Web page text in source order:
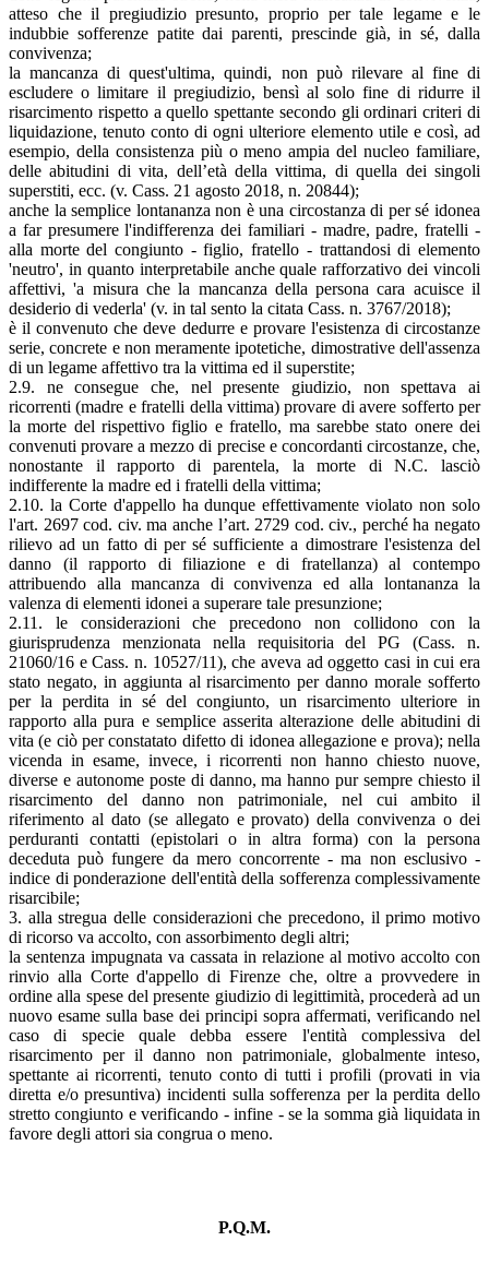
atteso che il pregiudizio presunto, proprio per tale legame e le
indubbie sofferenze patite dai parenti, prescinde già, in sé, dalla
convivenza;
la mancanza di quest'ultima, quindi, non può rilevare al fine di
escludere o limitare il pregiudizio, bensì al solo fine di ridurre il
risarcimento rispetto a quello spettante secondo gli ordinari criteri di
liquidazione, tenuto conto di ogni ulteriore elemento utile e così, ad
esempio, della consistenza più o meno ampia del nucleo familiare,
delle abitudini di vita, dell’età della vittima, di quella dei singoli
superstiti, ecc. (v. Cass. 21 agosto 2018, n. 20844);
anche la semplice lontananza non è una circostanza di per sé idonea
a far presumere l'indifferenza dei familiari - madre, padre, fratelli -
alla morte del congiunto - figlio, fratello - trattandosi di elemento
'neutro', in quanto interpretabile anche quale rafforzativo dei vincoli
affettivi, 'a misura che la mancanza della persona cara acuisce il
desiderio di vederla' (v. in tal sento la citata Cass. n. 3767/2018);
è il convenuto che deve dedurre e provare l'esistenza di circostanze
serie, concrete e non meramente ipotetiche, dimostrative dell'assenza
di un legame affettivo tra la vittima ed il superstite;
2.9. ne consegue che, nel presente giudizio, non spettava ai
ricorrenti (madre e fratelli della vittima) provare di avere sofferto per
la morte del rispettivo figlio e fratello, ma sarebbe stato onere dei
convenuti provare a mezzo di precise e concordanti circostanze, che,
nonostante il rapporto di parentela, la morte di N.C. lasciò
indifferente la madre ed i fratelli della vittima;
2.10. la Corte d'appello ha dunque effettivamente violato non solo
l'art. 2697 cod. civ. ma anche l’art. 2729 cod. civ., perché ha negato
rilievo ad un fatto di per sé sufficiente a dimostrare l'esistenza del
danno (il rapporto di filiazione e di fratellanza) al contempo
attribuendo alla mancanza di convivenza ed alla lontananza la
valenza di elementi idonei a superare tale presunzione;
2.11. le considerazioni che precedono non collidono con la
giurisprudenza menzionata nella requisitoria del PG (Cass. n.
21060/16 e Cass. n. 10527/11), che aveva ad oggetto casi in cui era
stato negato, in aggiunta al risarcimento per danno morale sofferto
per la perdita in sé del congiunto, un risarcimento ulteriore in
rapporto alla pura e semplice asserita alterazione delle abitudini di
vita (e ciò per constatato difetto di idonea allegazione e prova); nella
vicenda in esame, invece, i ricorrenti non hanno chiesto nuove,
diverse e autonome poste di danno, ma hanno pur sempre chiesto il
risarcimento del danno non patrimoniale, nel cui ambito il
riferimento al dato (se allegato e provato) della convivenza o dei
perduranti contatti (epistolari o in altra forma) con la persona
deceduta può fungere da mero concorrente - ma non esclusivo -
indice di ponderazione dell'entità della sofferenza complessivamente
risarcibile;
3. alla stregua delle considerazioni che precedono, il primo motivo
di ricorso va accolto, con assorbimento degli altri;
la sentenza impugnata va cassata in relazione al motivo accolto con
rinvio alla Corte d'appello di Firenze che, oltre a provvedere in
ordine alla spese del presente giudizio di legittimità, procederà ad un
nuovo esame sulla base dei principi sopra affermati, verificando nel
caso di specie quale debba essere l'entità complessiva del
risarcimento per il danno non patrimoniale, globalmente inteso,
spettante ai ricorrenti, tenuto conto di tutti i profili (provati in via
diretta e/o presuntiva) incidenti sulla sofferenza per la perdita dello
stretto congiunto e verificando - infine - se la somma già liquidata in
favore degli attori sia congrua o meno.
P.Q.M.